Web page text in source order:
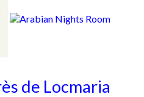
de Locmaria